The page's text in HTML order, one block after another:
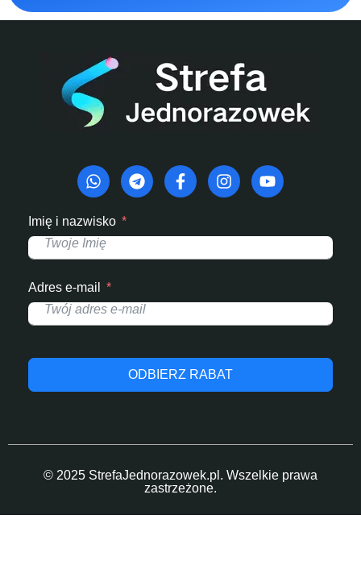
Imię i nazwisko
Adres e-mail
ODBIERZ RABAT
© 2025 StrefaJednorazowek.pl. Wszelkie prawa
zastrzeżone.